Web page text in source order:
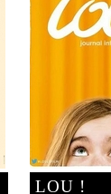
LOU !